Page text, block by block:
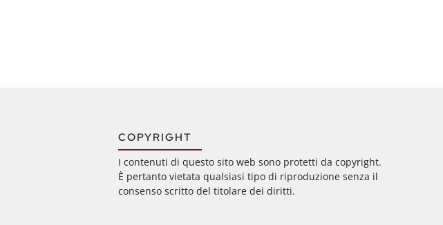
COPYRIGHT
I contenuti di questo sito web sono protetti da copyright.
È pertanto vietata qualsiasi tipo di riproduzione senza il
consenso scritto del titolare dei diritti.